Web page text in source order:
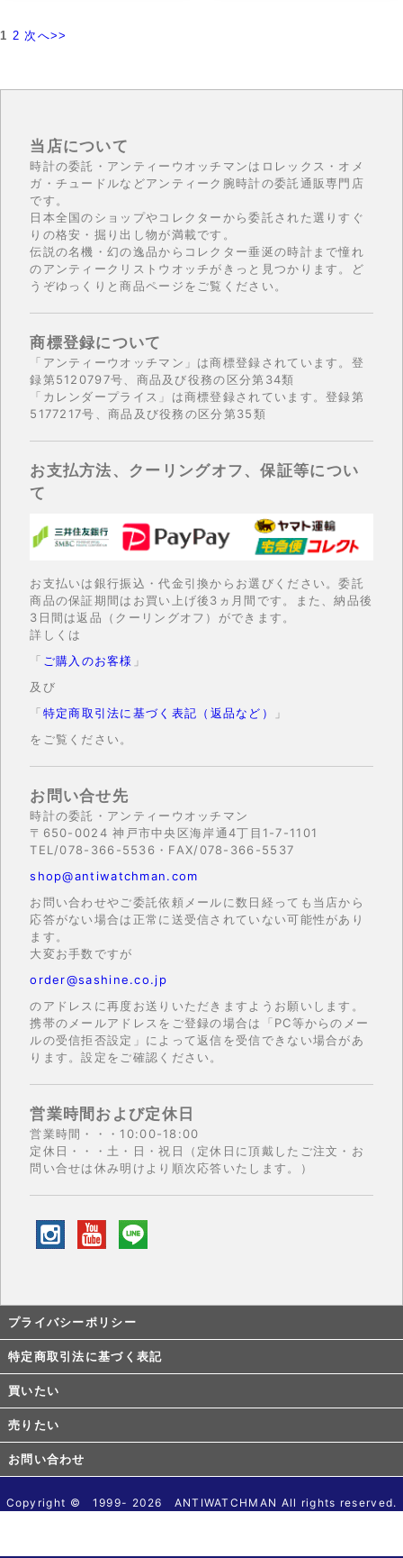
1 2 次へ>>
当店について
時計の委託・アンティーウオッチマンはロレックス・オメ
ガ・チュードルなどアンティーク腕時計の委託通販専門店
です。
日本全国のショップやコレクターから委託された選りすぐ
りの格安・掘り出し物が満載です。
伝説の名機・幻の逸品からコレクター垂涎の時計まで憧れ
のアンティークリストウオッチがきっと見つかります。ど
うぞゆっくりと商品ページをご覧ください。
商標登録について
「アンティーウオッチマン」は商標登録されています。登
録第5120797号、商品及び役務の区分第34類
「カレンダープライス」は商標登録されています。登録第
5177217号、商品及び役務の区分第35類
お支払方法、クーリングオフ、保証等につい
て
お支払いは銀行振込・代金引換からお選びください。委託
商品の保証期間はお買い上げ後3ヵ月間です。また、納品後
3日間は返品（クーリングオフ）ができます。
詳しくは
「 ご購入のお客様 」
及び
「特定商取引法に基づく表記（返品など）
」
をご覧ください。
お問い合せ先
時計の委託・アンティーウオッチマン
〒650-0024 神戸市中央区海岸通4丁目1-7-1101
TEL/078-366-5536・FAX/078-366-5537
shop@antiwatchman.com
お問い合わせやご委託依頼メールに数日経っても当店から
応答がない場合は正常に送受信されていない可能性があり
ます。
大変お手数ですが
order@sashine.co.jp
のアドレスに再度お送りいただきますようお願いします。
携帯のメールアドレスをご登録の場合は「PC等からのメー
ルの受信拒否設定」によって返信を受信できない場合があ
ります。設定をご確認ください。
営業時間および定休日
営業時間・・・10:00-18:00
定休日・・・土・日・祝日（定休日に頂戴したご注文・お
問い合せは休み明けより順次応答いたします。）
プライバシーポリシー
特定商取引法に基づく表記
買いたい
売りたい
お問い合わせ
Copyright © 1999- 2026 ANTIWATCHMAN All rights reserved.